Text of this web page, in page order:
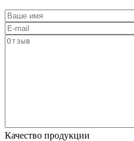
Качество продукции